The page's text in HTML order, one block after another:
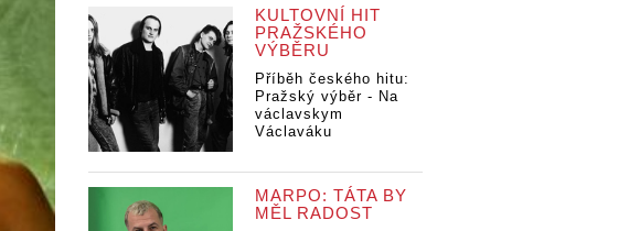
KULTOVNÍ HIT
PRAŽSKÉHO
VÝBĚRU
Příběh českého hitu:
Pražský výběr - Na
václavskym
Václaváku
MARPO: TÁTA BY
MĚL RADOST